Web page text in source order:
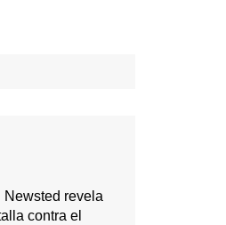
Newsted revela
contra el